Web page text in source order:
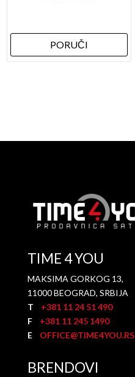
PORUČI
TIME 4 YOU
MAKSIMA GORKOG 13,
11000 BEOGRAD, SRBIJA
T +381 11 24 51 490
F+381 11 245 1490
E OFFICE@TIME4YOU.RS
BRENDOVI